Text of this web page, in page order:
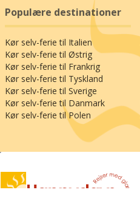
Populære destinationer
Kør selv-ferie til Italien
Kør selv-ferie til Østrig
Kør selv-ferie til Frankrig
Kør selv-ferie til Tyskland
Kør selv-ferie til Sverige
Kør selv-ferie til Danmark
Kør selv-ferie til Polen